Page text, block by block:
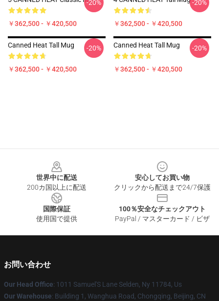
￥362,500 - ￥420,500
-20%
￥362,500 - ￥420,500
-20%
Canned Heat Tall Mug
￥362,500 - ￥420,500
-20% Canned Heat Tall Mug
￥362,500 - ￥420,500
-20%
世界中に配送
200カ国以上に配送
安心してお買い物
クリックから配送まで24/7保護
国際保証
使用国で提供
100％安全なチェックアウト
PayPal / マスターカード / ビザ
お問い合わせ
Our Head Office: 1011 Samuel'S Lane Selden, Ny 11784, Us
Our Warehouse: Building 1, Wanghua Road, Chongqing, Beijing, CN